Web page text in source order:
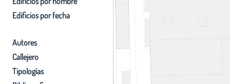
Edificios por fecha
Autores
Callejero
Tipologías